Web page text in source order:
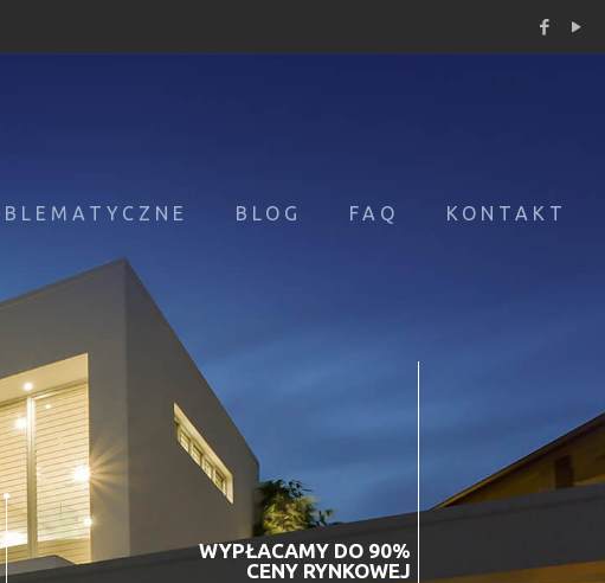
BLOG FAQ KONTAKT
WYPŁACAMY DO 90%
CENY RYNKOWEJ